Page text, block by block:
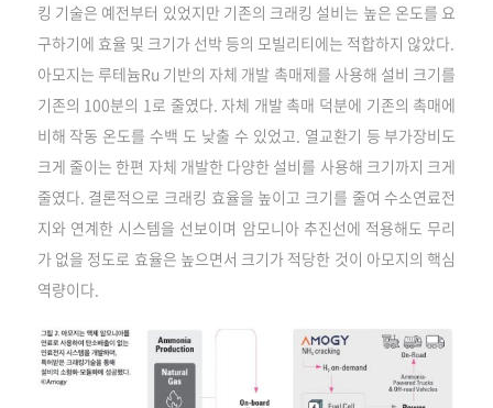
킹 기술은 예전부터 있었지만 기존의 크래킹 설비는 높은 온도를 요
구하기에 효율 및 크기가 선박 등의 모빌리티에는 적합하지 않았다.
아모지는 루테늄Ru 기반의 자체 개발 촉매제를 사용해 설비 크기를
기존의 100분의 1로 줄였다. 자체 개발 촉매 덕분에 기존의 촉매에
비해 작동 온도를 수백 도 낮출 수 있었고. 열교환기 등 부가장비도
크게 줄이는 한편 자체 개발한 다양한 설비를 사용해 크기까지 크게
줄였다. 결론적으로 크래킹 효율을 높이고 크기를 줄여 수소연료전
지와 연계한 시스템을 선보이며 암모니아 추진선에 적용해도 무리
가 없을 정도로 효율은 높으면서 크기가 적당한 것이 아모지의 핵심
역량이다.